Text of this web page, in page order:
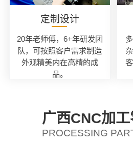
定制设计
20年老师傅，6+年研发团
队，可按照客户需求制造
外观精美内在高精的成
品。
广西CNC加
PROCESSING